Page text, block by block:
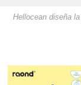
Hellocean diseña